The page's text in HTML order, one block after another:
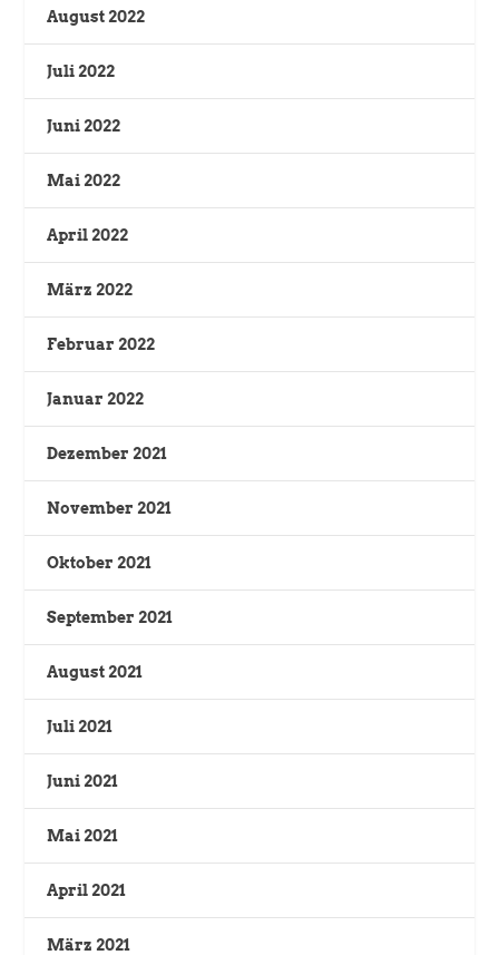
August 2022
Juli 2022
Juni 2022
Mai 2022
April 2022
März 2022
Februar 2022
Januar 2022
Dezember 2021
November 2021
Oktober 2021
September 2021
August 2021
Juli 2021
Juni 2021
Mai 2021
April 2021
März 2021